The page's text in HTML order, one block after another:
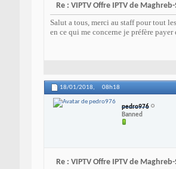
Re : VIPTV Offre IPTV de Maghreb-
Salut a tous, merci au staff pour tout
en ce qui me concerne je préfère
18/01/2018, 08h18
pedro976
Banned
Re : VIPTV Offre IPTV de Maghreb-